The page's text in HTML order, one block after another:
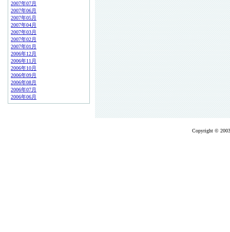
2007年07月
2007年06月
2007年05月
2007年04月
2007年03月
2007年02月
2007年01月
2006年12月
2006年11月
2006年10月
2006年09月
2006年08月
2006年07月
2006年06月
Copyright ©